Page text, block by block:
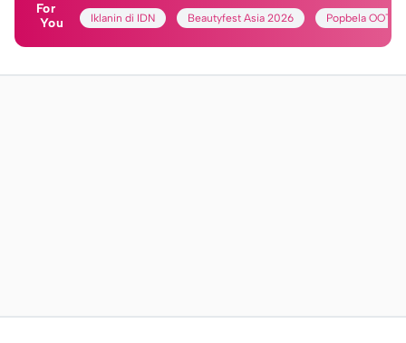
For
You
Iklanin di IDN Beautyfest Asia 2026 Popbela OOTD